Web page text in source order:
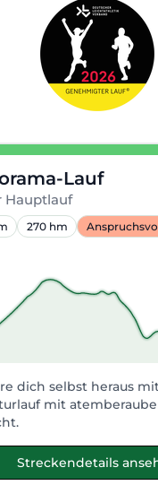
Lauf
Hauptlauf
270 hm
dich selbst heraus
mit
Streckendetails